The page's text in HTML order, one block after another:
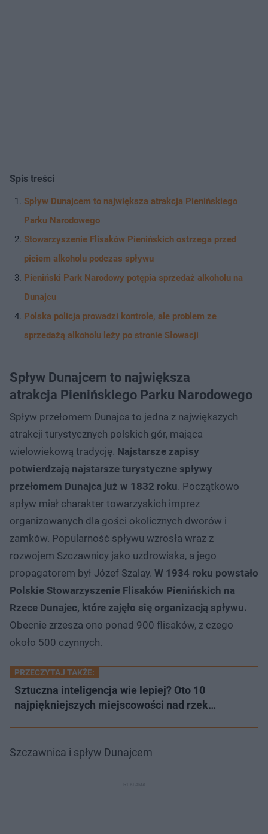
Spis treści
Spływ Dunajcem to największa atrakcja Pienińskiego
Parku Narodowego
Stowarzyszenie Flisaków Pienińskich ostrzega przed
piciem alkoholu podczas spływu
Pieniński Park Narodowy potępia sprzedaż alkoholu na
Dunajcu
Polska policja prowadzi kontrole, ale problem ze
sprzedażą alkoholu leży po stronie Słowacji
Spływ Dunajcem to największa
atrakcja Pienińskiego Parku Narodowego
Spływ przełomem Dunajca to jedna z największych
atrakcji turystycznych polskich gór, mająca
wielowiekową tradycję. Najstarsze zapisy
potwierdzają najstarsze turystyczne spływy
przełomem Dunajca już w 1832 roku. Początkowo
spływ miał charakter towarzyskich imprez
organizowanych dla gości okolicznych dworów i
zamków. Popularność spływu wzrosła wraz z
rozwojem Szczawnicy jako uzdrowiska, a jego
propagatorem był Józef Szalay. W 1934 roku powstało
Polskie Stowarzyszenie Flisaków Pienińskich na
Rzece Dunajec, które zajęło się organizacją spływu.
Obecnie zrzesza ono ponad 900 flisaków, z czego
około 500 czynnych.
PRZECZYTAJ TAKŻE:
Sztuczna inteligencja wie lepiej? Oto 10
najpiękniejszych miejscowości nad rzek…
Szczawnica i spływ Dunajcem